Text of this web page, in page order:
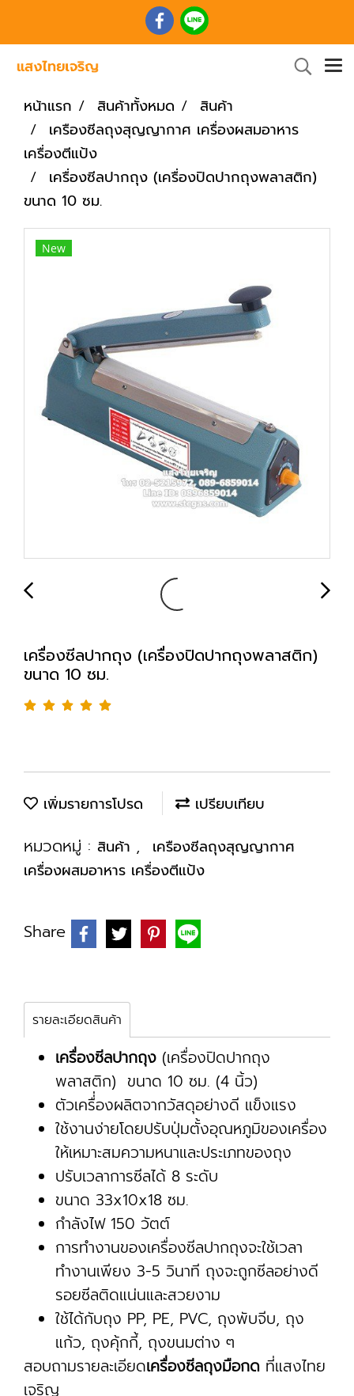
หน้าแรก สินค้าทั้งหมด
สินค้า
เครืองซีลถุงสุญญากาศ เครื่องผสมอาหาร
เครื่องตีแป้ง
เครื่องซีลปากถุง (เครื่องปิดปากถุงพลาสติก)
ขนาด 10 ซม.
New
เครื่องซีลปากถุง (เครื่องปิดปากถุงพลาสติก)
ขนาด 10 ซม.
เพิ่มรายการโปรด เปรียบเทียบ
หมวดหมู่ : สินค้า ,
เครืองซีลถุงสุญญากาศ
เครื่องผสมอาหาร เครื่องตีแป้ง
Share
รายละเอียดสินค้า
เครื่องซีลปากถุง (เครื่องปิดปากถุง
พลาสติก) ขนาด 10 ซม. (4 นิ้ว)
ตัวเครื่่องผลิตจากวัสดุอย่างดี แข็งแรง
ใช้งานง่ายโดยปรับปุ่มตั้งอุณหภูมิของเครื่อง
ให้เหมาะสมความหนาและประเภทของถุง
ปรับเวลาการซีลได้ 8 ระดับ
ขนาด 33x10x18 ซม.
กำลังไฟ 150 วัตต์
การทำงานของเครื่องซีลปากถุงจะใช้เวลา
ทำงานเพียง 3-5 วินาที ถุงจะถูกซีลอย่างดี
รอยซีลติดแน่นและสวยงาม
ใช้ได้กับถุง PP, PE, PVC, ถุงพับจีบ, ถุง
แก้ว, ถุงคุ้กกี้, ถุงขนมต่าง ๆ
สอบถามรายละเอียดเครื่องซีลถุงมือกด ที่แสงไทย
เจริญ